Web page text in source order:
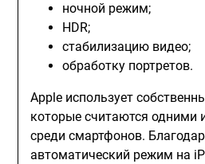
ночной режим;
HDR;
стабилизацию видео;
обработку портретов.
Apple использует
которые считаются
среди смартфонов.
автоматический режим на